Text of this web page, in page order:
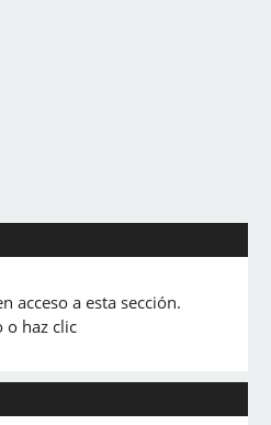
acceso a esta sección.
o haz clic